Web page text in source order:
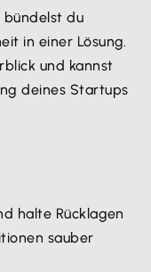
bündelst du
in einer Lösung.
und kannst
deines Startups
halte Rücklagen
sauber